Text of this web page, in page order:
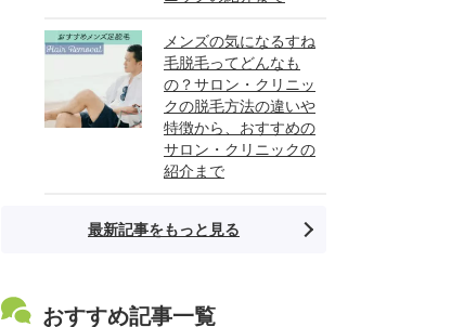
メンズの気になるすね
毛脱毛ってどんなも
の？サロン・クリニッ
クの脱毛方法の違いや
特徴から、おすすめの
サロン・クリニックの
紹介まで
最新記事をもっと見る
おすすめ記事一覧